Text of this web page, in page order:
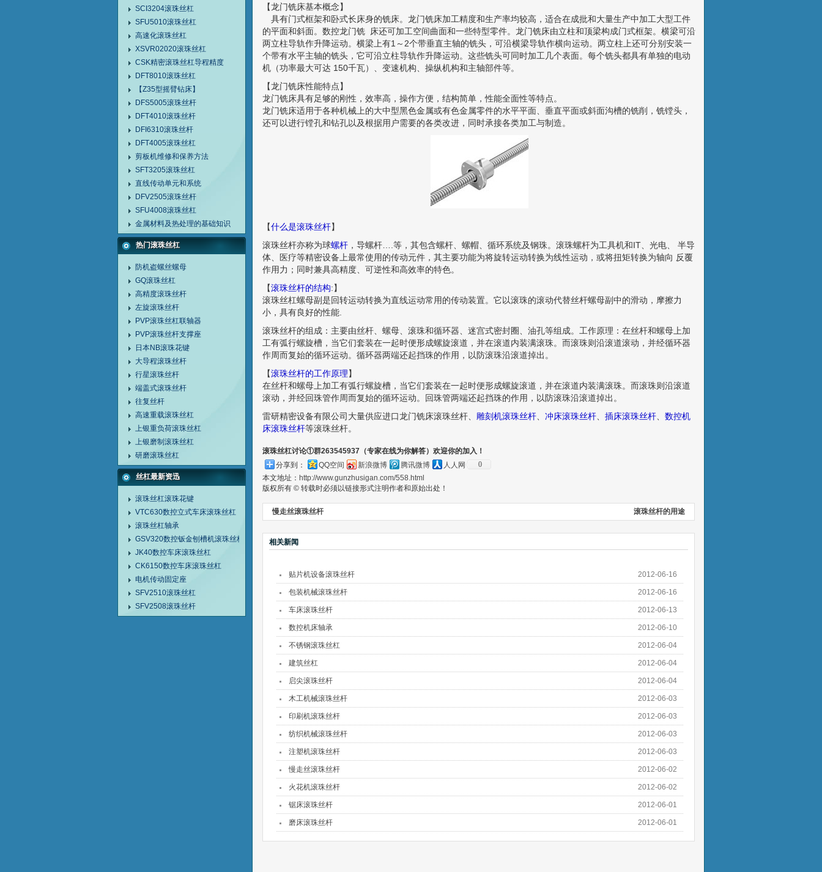
SCI3204滚珠丝杠
SFU5010滚珠丝杠
高速化滚珠丝杠
XSVR02020滚珠丝杠
CSK精密滚珠丝杠导程精度
DFT8010滚珠丝杠
【Z35型摇臂钻床】
DFS5005滚珠丝杆
DFT4010滚珠丝杆
DFI6310滚珠丝杆
DFT4005滚珠丝杠
剪板机维修和保养方法
SFT3205滚珠丝杠
直线传动单元和系统
DFV2505滚珠丝杆
SFU4008滚珠丝杠
金属材料及热处理的基础知识
热门滚珠丝杠
防机盗螺丝螺母
GQ滚珠丝杠
高精度滚珠丝杆
左旋滚珠丝杆
PVP滚珠丝杠联轴器
PVP滚珠丝杆支撑座
日本NB滚珠花键
大导程滚珠丝杆
行星滚珠丝杆
端盖式滚珠丝杆
往复丝杆
高速重载滚珠丝杠
上银重负荷滚珠丝杠
上银磨制滚珠丝杠
研磨滚珠丝杠
丝杠最新资迅
滚珠丝杠滚珠花键
VTC630数控立式车床滚珠丝杠
滚珠丝杠轴承
GSV320数控钣金刨槽机滚珠丝杠
JK40数控车床滚珠丝杠
CK6150数控车床滚珠丝杠
电机传动固定座
SFV2510滚珠丝杠
SFV2508滚珠丝杆
【龙门铣床基本概念】
具有门式框架和卧式长床身的铣床。龙门铣床加工精度和生产率均较高，适合在成批和大量生产中加工大型工件
的平面和斜面。数控龙门铣 床还可加工空间曲面和一些特型零件。龙门铣床由立柱和顶梁构成门式框架。横梁可沿
两立柱导轨作升降运动。横梁上有1～2个带垂直主轴的铣头，可沿横梁导轨作横向运动。两立柱上还可分别安装一
个带有水平主轴的铣头，它可沿立柱导轨作升降运动。这些铣头可同时加工几个表面。每个铣头都具有单独的电动
机（功率最大可达 150千瓦）、变速机构、操纵机构和主轴部件等。
【龙门铣床性能特点】
龙门铣床具有足够的刚性，效率高，操作方便，结构简单，性能全面性等特点。
龙门铣床适用于各种机械上的大中型黑色金属或有色金属零件的水平平面、垂直平面或斜面沟槽的铣削，铣镗头，
还可以进行镗孔和钻孔以及根据用户需要的各类改进，同时承接各类加工与制造。
【什么是滚珠丝杆】
滚珠丝杆亦称为球螺杆 ，导螺杆….等，其包含螺杆、螺帽、循环系统及钢珠。滚珠螺杆为工具机和IT、光电、 半导
体、医疗等精密设备上最常使用的传动元件，其主要功能为将旋转运动转换为线性运动，或将扭矩转换为轴向 反覆
作用力；同时兼具高精度、可逆性和高效率的特色。
【滚珠丝杆的结构:】
滚珠丝杠螺母副是回转运动转换为直线运动常用的传动装置。它以滚珠的滚动代替丝杆螺母副中的滑动，摩擦力
小，具有良好的性能.
滚珠丝杆的组成：主要由丝杆、螺母、滚珠和循环器、迷宫式密封圈、油孔等组成。工作原理：在丝杆和螺母上加
工有弧行螺旋槽，当它们套装在一起时便形成螺旋滚道，并在滚道内装满滚珠。而滚珠则沿滚道滚动，并经循环器
作周而复始的循环运动。循环器两端还起挡珠的作用，以防滚珠沿滚道掉出。
【滚珠丝杆的工作原理】
在丝杆和螺母上加工有弧行螺旋槽，当它们套装在一起时便形成螺旋滚道，并在滚道内装满滚珠。而滚珠则沿滚道
滚动，并经回珠管作周而复始的循环运动。回珠管两端还起挡珠的作用，以防滚珠沿滚道掉出。
雷研精密设备有限公司大量供应进口龙门铣床滚珠丝杆、 雕刻机滚珠丝杆 冲床滚珠丝杆 插床滚珠丝杆
数控机
床滚珠丝杆等滚珠丝杆。
滚珠丝杠讨论①群263545937（专家在线为你解答）欢迎你的加入！
分享到：
QQ空间 新浪微博 腾讯微博 人人网
0
本文地址： http://www.gunzhusigan.com/558.html
版权所有 © 转载时必须以链接形式注明作者和原始出处！
慢走丝滚珠丝杆 滚珠丝杆的用途
相关新闻
2012-06-16
贴片机设备滚珠丝杆
2012-06-16
包装机械滚珠丝杆
2012-06-13
车床滚珠丝杆
2012-06-10
数控机床轴承
2012-06-04
不锈钢滚珠丝杠
2012-06-04
建筑丝杠
2012-06-04
启尖滚珠丝杆
2012-06-03
木工机械滚珠丝杆
2012-06-03
印刷机滚珠丝杆
2012-06-03
纺织机械滚珠丝杆
2012-06-03
注塑机滚珠丝杆
2012-06-02
慢走丝滚珠丝杆
2012-06-02
火花机滚珠丝杆
2012-06-01
锯床滚珠丝杆
2012-06-01
磨床滚珠丝杆